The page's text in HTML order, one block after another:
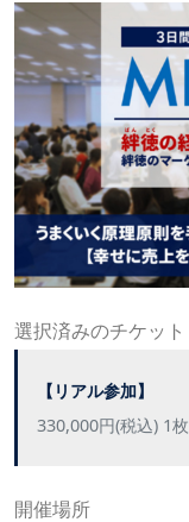
選択済みのチケット
【リアル参加】
330,000円(税込) 1枚
開催場所